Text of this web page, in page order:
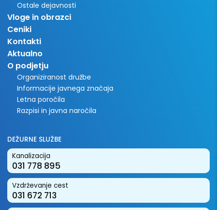
Ostale dejavnosti
Vloge in obrazci
Ceniki
Kontakti
Aktualno
O podjetju
Organiziranost družbe
Informacije javnega značaja
Letna poročila
Razpisi in javna naročila
DEŽURNE SLUŽBE
Kanalizacija
031 778 895
Vzdrževanje cest
031 672 713